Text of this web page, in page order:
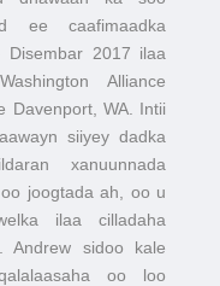
ee caafimaadka
2017 ilaa
Alliance
Davenport, WA. Intii
siiyey dadka
xanuunnada
joogtada ah, oo u
ilaa cilladaha
Andrew sidoo kale
oo loo